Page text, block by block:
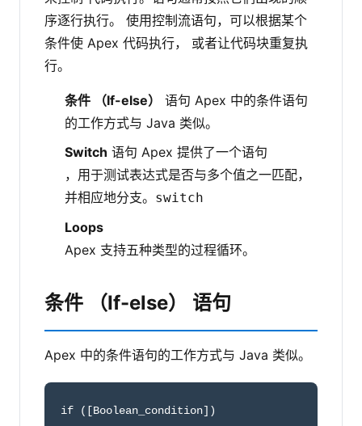
序逐行执行。 使用控制流语句，可以根据某个
条件使 Apex 代码执行， 或者让代码块重复执
行。
条件 （If-else）
语句 Apex 中的条件语句
的工作方式与 Java 类似。
Switch 语句 Apex 提供了一个语句
，用于测试表达式是否与多个值之一匹配，
并相应地分支。 switch
Loops
Apex 支持五种类型的过程循环。
条件 （If-else） 语句
Apex 中的条件语句的工作方式与 Java 类似。
if ([Boolean_condition])